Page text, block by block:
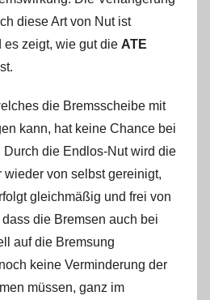
diese Art von Nut ist
es zeigt, wie gut die ATE
die Bremsscheibe mit
kann, hat keine Chance bei
Durch die Endlos-Nut wird die
wieder von selbst gereinigt,
gleichmäßig und frei von
die Bremsen auch bei
auf die Bremsung
keine Verminderung der
müssen, ganz im